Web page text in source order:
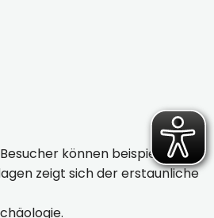
können beispielsweise
zeigt sich der erstaunliche